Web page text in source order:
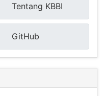
Tentang KBBI
GitHub